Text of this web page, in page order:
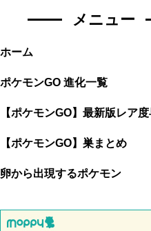
メニュー
ホーム
ポケモンGO 進化一覧
【ポケモンGO】最新版レア度
【ポケモンGO】巣まとめ
卵から出現するポケモン